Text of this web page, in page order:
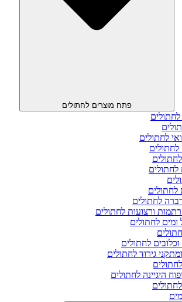
פתח מוצרים לחתולים
לחתולים
לחתולים
לחתולים
לחתולים
לחתולים
ורצועות לחתולים
ומים לחתולים
לחתולים
גירוד לחתולים
היגיינה לחתולים